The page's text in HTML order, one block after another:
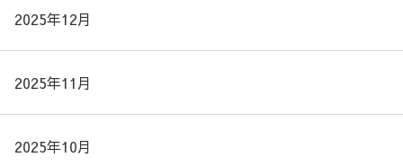
2025年12月
2025年11月
2025年10月